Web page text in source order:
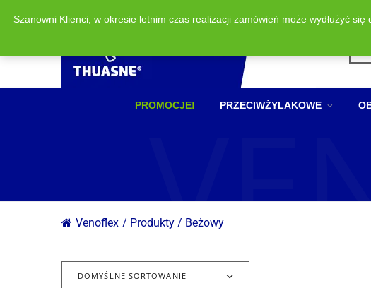
PROMOCJE! PRZECIWŻYLAKOWE
Venoflex / Produkty / Beżowy
DOMYŚLNE SORTOWANIE
Szanowni Klienci, w okresie letnim czas realizacji zamówień może wydłużyć